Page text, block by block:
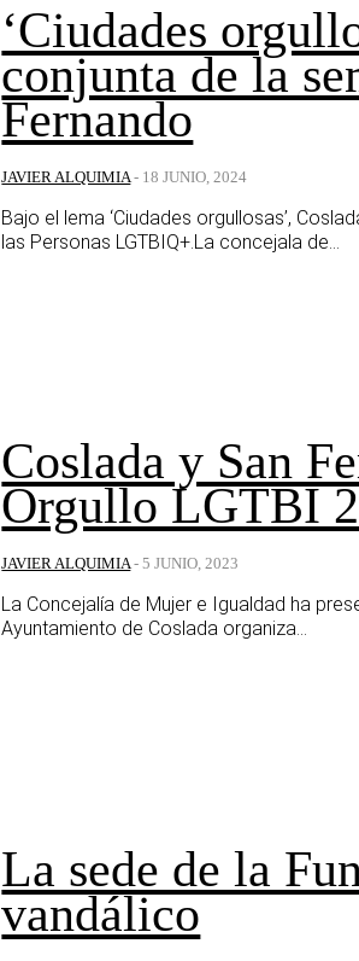
‘Ciudades
conjunta de la
Fernando
JAVIER ALQUIMIA - 18 JUNIO, 2024
Bajo el lema ‘Ciudades orgullosas’,
las Personas LGTBIQ+.La concejala de...
Coslada y San
Orgullo LGTBI
JAVIER ALQUIMIA - 5 JUNIO, 2023
La Concejalía de Mujer e Igualdad ha
Ayuntamiento de Coslada organiza...
La sede de la
vandálico